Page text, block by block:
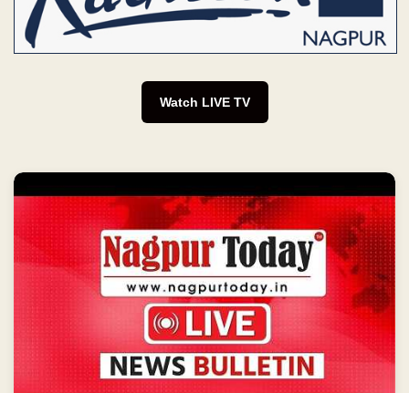
Watch LIVE TV